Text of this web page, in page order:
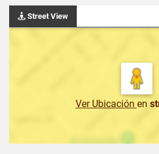
Street View
Ver Ubicación en